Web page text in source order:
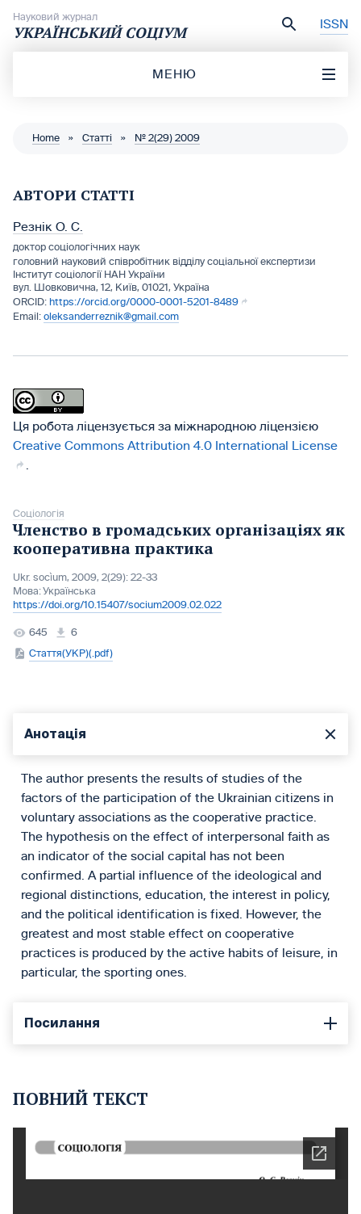
Науковий журнал
УКРАЇНСЬКИЙ СОЦІУМ ISSN
МЕНЮ
Home » Статті » № 2(29) 2009
АВТОРИ СТАТТІ
Резнік О. С.
доктор соціологічних наук
головний науковий співробітник відділу соціальної експертизи
Інститут соціології НАН України
вул. Шовковична, 12, Київ, 01021, Україна
https://orcid.org/0000-0001-5201-8489
oleksanderreznik@gmail.com
Ця робота ліцензується за міжнародною ліцензією
Creative Commons Attribution 4.0 International License
Соціологія
Членство в громадських організаціях як
кооперативна практика
Ukr. socìum, 2009, 2(29): 22-33
Мова:Українська
https://doi.org/10.15407/socium2009.02.022
645
6
Стаття(УКР)(.pdf)
Анотація
The author presents the results of studies of the
factors of the participation of the Ukrainian citizens in
voluntary associations as the cooperative practice.
The hypothesis on the effect of interpersonal faith as
an indicator of the social capital has not been
confirmed. A partial influence of the ideological and
regional distinctions, education, the interest in policy,
and the political identification is fixed. However, the
greatest and most stable effect on cooperative
practices is produced by the active habits of leisure, in
particular, the sporting ones.
Посилання
ПОВНИЙ ТЕКСТ